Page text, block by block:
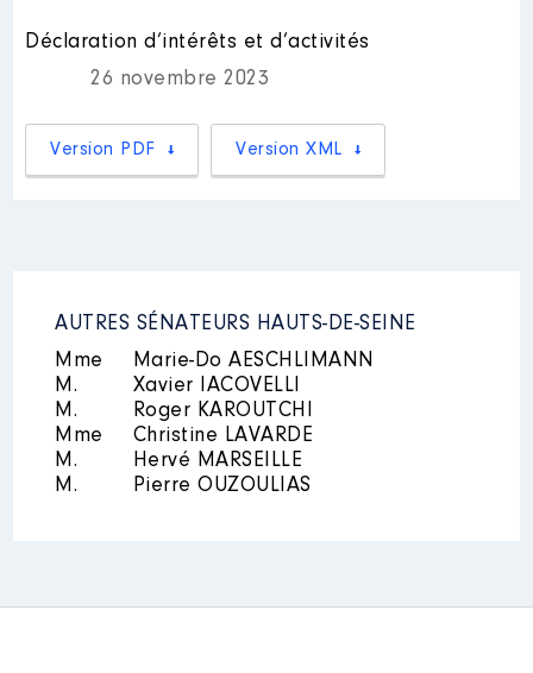
:
Année Montant Type
Déclaration d’intérêts et d’activités
26 novembre 2023
Version PDF Version XML
AUTRES SÉNATEURS HAUTS-DE-SEINE
Mme
Marie-Do AESCHLIMANN
M.
Xavier IACOVELLI
M.
Roger KAROUTCHI
Mme
Christine LAVARDE
M.
Hervé MARSEILLE
M.
Pierre OUZOULIAS